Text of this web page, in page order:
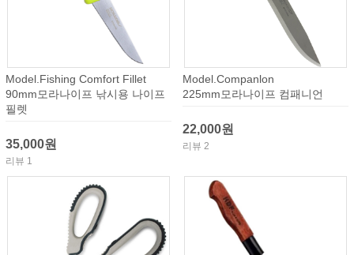
Model.Fishing Comfort Fillet
90mm모라나이프 낚시용 나이프
필렛
35,000원
리뷰 1
Model.Companlon
225mm모라나이프 컴패니언
22,000원
리뷰 2